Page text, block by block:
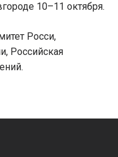
10–11 октября.
Росси,
Российская